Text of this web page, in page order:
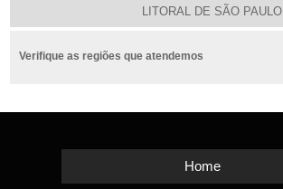
LITORAL DE SÃO PAULO
Verifique as regiões que atendemos
Home